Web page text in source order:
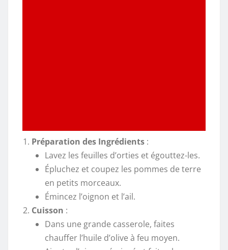
Préparation des Ingrédients :
Lavez les feuilles d’orties et égouttez-les.
Épluchez et coupez les pommes de terre
en petits morceaux.
Émincez l’oignon et l’ail.
Cuisson :
Dans une grande casserole, faites
chauffer l’huile d’olive à feu moyen.